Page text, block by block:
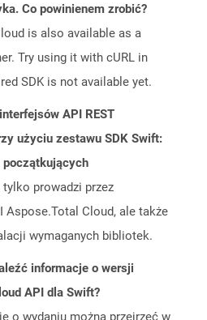
Co powinienem zrobić?
is also available as a
Try using it with cURL in
SDK is not available yet.
API REST
użyciu zestawu SDK Swift:
początkujących
tylko prowadzi przez
Aspose.Total Cloud, ale także
wymaganych bibliotek.
informacje o wersji
API dla Swift?
o wydaniu można przejrzeć w